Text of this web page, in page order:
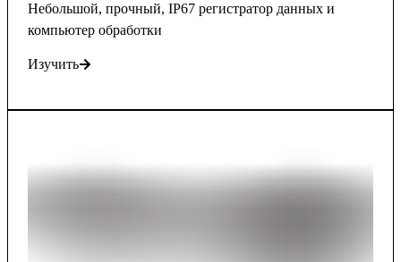
Hебольшой, прочный, IP67 регистратор данных и
компьютер обработки
Изучить